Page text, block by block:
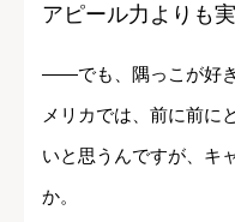
アピール力よりも
――でも、隅っこが好
メリカでは、前に前に
いと思うんですが、キ
か。